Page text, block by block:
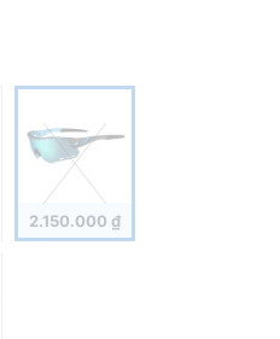
2.150.000 ₫